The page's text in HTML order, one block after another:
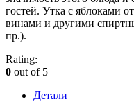
гостей. Утка с яблоками
винами и другими
пр.).
Rating:
0 out of 5
Детали